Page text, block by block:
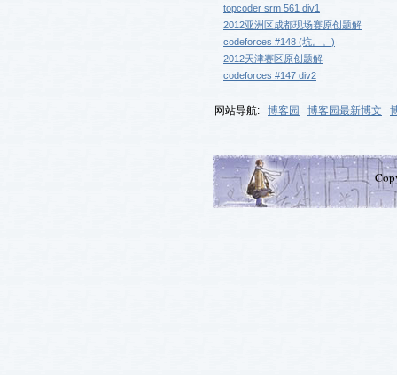
topcoder srm 561 div1
2012亚洲区成都现场赛原创题解
codeforces #148 (坑。。)
2012天津赛区原创题解
codeforces #147 div2
网站导航: 博客园 博客园最新博文